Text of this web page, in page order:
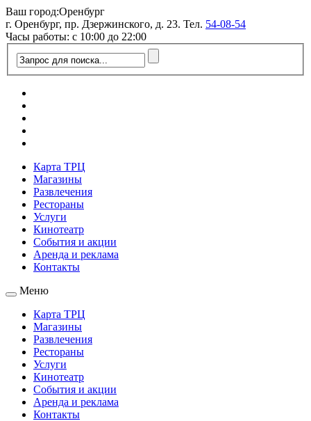
Ваш город:Оренбург
г. Оренбург, пр. Дзержинского, д. 23. Тел. 54-08-54
Часы работы: с 10:00 до 22:00
Карта ТРЦ
Магазины
Развлечения
Рестораны
Услуги
Кинотеатр
События и акции
Аренда и реклама
Контакты
Меню
Карта ТРЦ
Магазины
Развлечения
Рестораны
Услуги
Кинотеатр
События и акции
Аренда и реклама
Контакты